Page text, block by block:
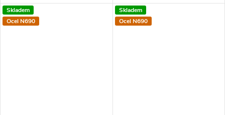
dokonale vyvážené čepeli,
Bunka je ideální pro každý úkol
– od jemného krájení zeleniny...
dokonale vyvážené čepeli,
Bunka je ideální pro každý úkol
– od jemného krájení zeleniny...
Skladem
Ocel N690
Skladem
Ocel N690